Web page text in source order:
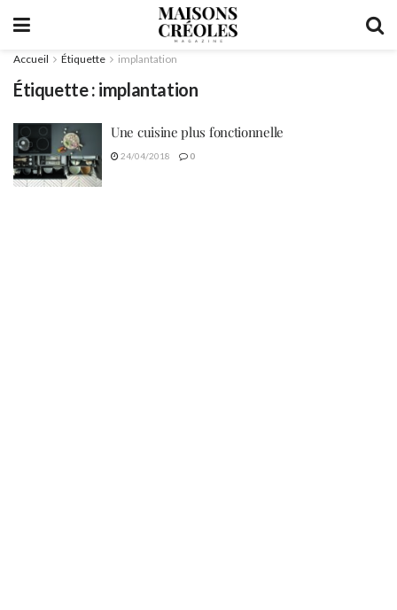
Accueil Étiquette implantation
Étiquette : implantation
Une cuisine plus fonctionnelle
24/04/2018 0